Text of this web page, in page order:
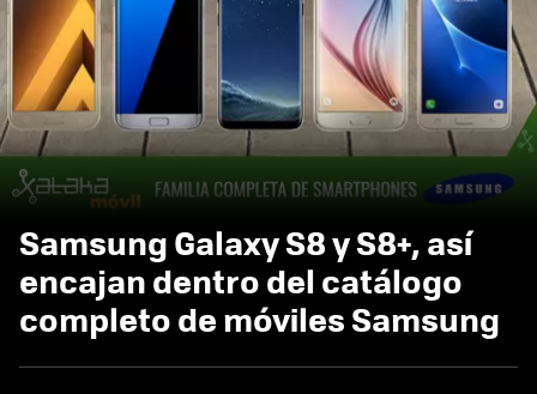
Samsung Galaxy S8 y S8+, así
encajan dentro del catálogo
completo de móviles Samsung